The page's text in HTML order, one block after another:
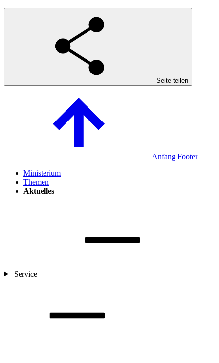
Seite teilen
Anfang Footer
Ministerium
Themen
Aktuelles
Service